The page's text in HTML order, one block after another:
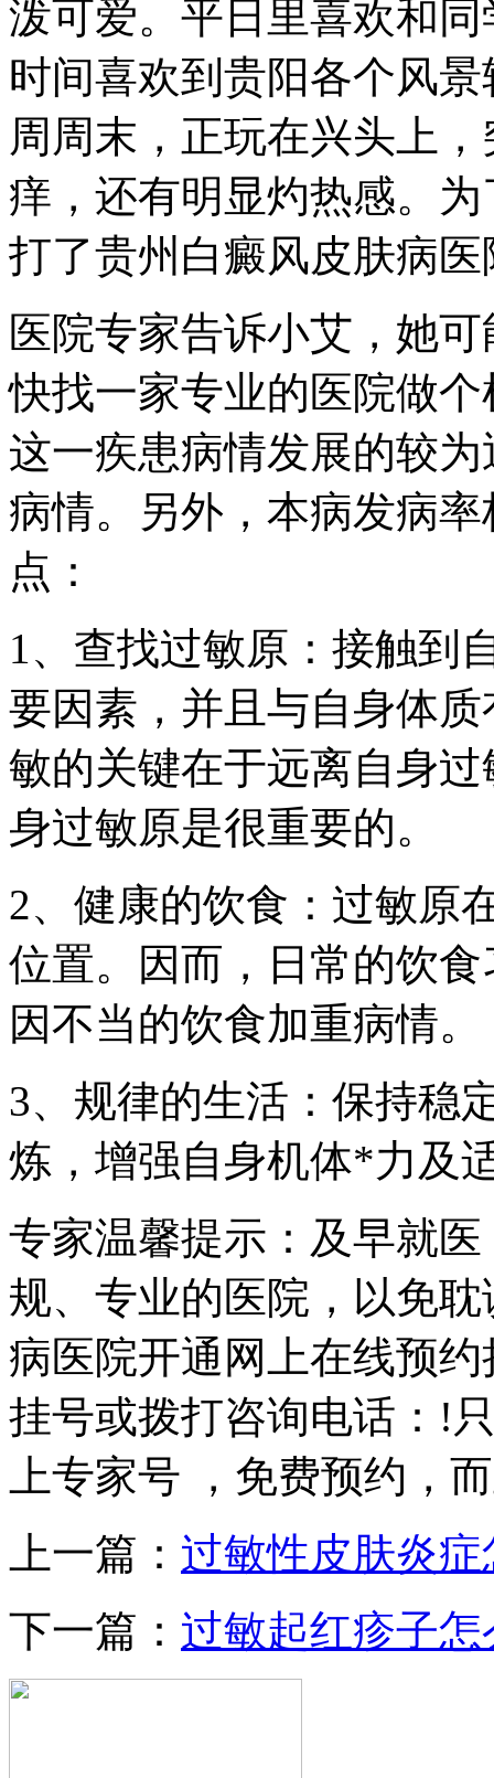
泼可爱。平日里喜欢和
时间喜欢到贵阳各个风
周周末，正玩在兴头上
痒，还有明显灼热感。
打了贵州白癜风皮肤病
医院专家告诉小艾，她
快找一家专业的医院做
这一疾患病情发展的较
病情。另外，本病发病
点：
1、查找过敏原：接触到
要因素，并且与自身体
敏的关键在于远离自身
身过敏原是很重要的。
2、健康的饮食：过敏原
位置。因而，日常的饮
因不当的饮食加重病情。
3、规律的生活：保持稳
炼，增强自身机体*力及
专家温馨提示：及早就
规、专业的医院，以免
病医院开通网上在线预
挂号或拨打咨询电话：!
上专家号 ，免费预约，
上一篇： 过敏性皮肤炎症
下一篇： 过敏起红疹子怎